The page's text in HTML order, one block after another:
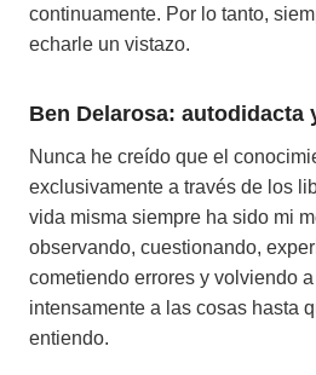
continuamente. Por lo tanto,
echarle un vistazo.
Ben Delarosa: autodidacta
Nunca he creído que el
exclusivamente a través de los
vida misma siempre ha sido mi
observando, cuestionando,
cometiendo errores y volviendo
intensamente a las cosas hasta
entiendo.